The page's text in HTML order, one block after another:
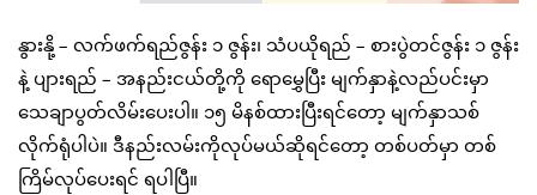
နွားနို့ – လက်ဖက်ရည်ဇွန်း ၁ ဇွန်း၊ သံပယိုရည် – စားပွဲတင်ဇွန်း ၁ ဇွန်း
နဲ့ ပျားရည် – အနည်းငယ်တို့ကို ရောမွှေပြီး မျက်နှာနဲ့လည်ပင်းမှာ
သေချာပွတ်လိမ်းပေးပါ။ ၁၅ မိနစ်ထားပြီးရင်တော့ မျက်နှာသစ်
လိုက်ရုံပါပဲ။ ဒီနည်းလမ်းကိုလုပ်မယ်ဆိုရင်တော့ တစ်ပတ်မှာ တစ်
ကြိမ်လုပ်ပေးရင် ရပါပြီ။